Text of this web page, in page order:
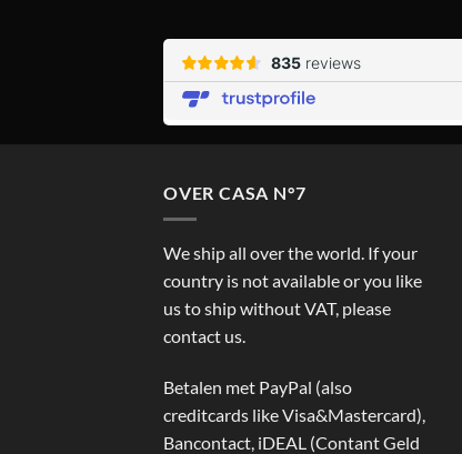
OVER CASA N°7
We ship all over the world. If your
country is not available or you like
us to ship without VAT, please
contact us.
Betalen met PayPal (also
creditcards like Visa&Mastercard),
Bancontact, iDEAL (Contant Geld